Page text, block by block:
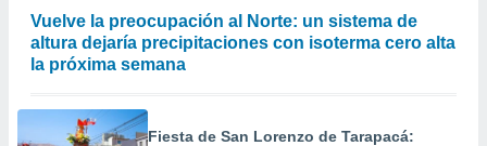
Vuelve la preocupación al Norte: un sistema de
altura dejaría precipitaciones con isoterma cero alta
la próxima semana
Fiesta de San Lorenzo de Tarapacá: